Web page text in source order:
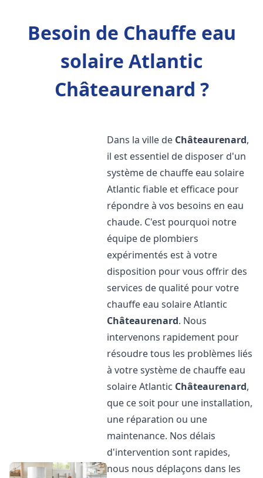
Besoin de Chauffe eau
solaire Atlantic
Châteaurenard ?
Dans la ville de Châteaurenard,
il est essentiel de disposer d'un
système de chauffe eau solaire
Atlantic fiable et efficace pour
répondre à vos besoins en eau
chaude. C'est pourquoi notre
équipe de plombiers
expérimentés est à votre
disposition pour vous offrir des
services de qualité pour votre
chauffe eau solaire Atlantic
Châteaurenard. Nous
intervenons rapidement pour
résoudre tous les problèmes liés
à votre système de chauffe eau
solaire Atlantic Châteaurenard,
que ce soit pour une installation,
une réparation ou une
maintenance. Nos délais
d'intervention sont rapides,
nous nous déplaçons dans les